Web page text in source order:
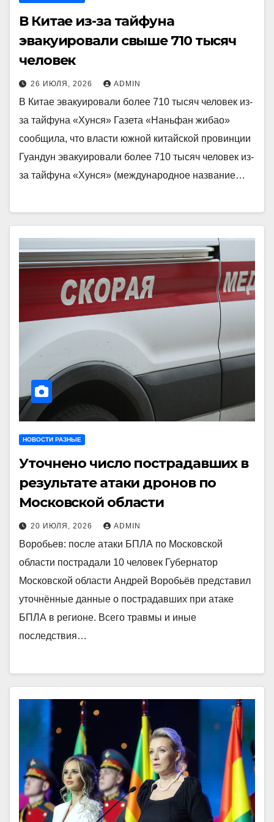
В Китае из-за тайфуна
эвакуировали свыше 710 тысяч
человек
26 ИЮЛЯ, 2026 ADMIN
В Китае эвакуировали более 710 тысяч человек из-
за тайфуна «Хунся» Газета «Наньфан жибао»
сообщила, что власти южной китайской провинции
Гуандун эвакуировали более 710 тысяч человек из-
за тайфуна «Хунся» (международное название…
НОВОСТИ РАЗНЫЕ
Уточнено число пострадавших в
результате атаки дронов по
Московской области
20 ИЮЛЯ, 2026 ADMIN
Воробьев: после атаки БПЛА по Московской
области пострадали 10 человек Губернатор
Московской области Андрей Воробьёв представил
уточнённые данные о пострадавших при атаке
БПЛА в регионе. Всего травмы и иные
последствия…